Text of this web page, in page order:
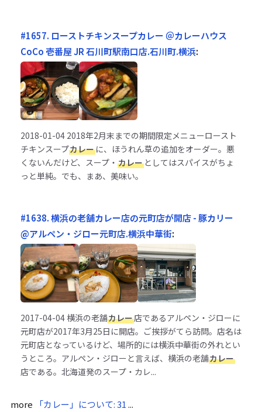
#1657. ローストチキンスープカレー ＠カレーハウス
CoCo 壱番屋 JR 石川町駅南口店.石川町.横浜:
2018-01-042018年2月末までの期間限定メニューロースト
チキンスープカレーに、ほうれん草の追加をオーダー。悪
くないんだけど、スープ・ カレーとしてはスパイスがちょ
っと単純。でも、まあ、美味い。
#1638. 横浜の老舗カレー店の元町店が開店 - 豚カリー
@アルペン・ジロー元町店.横浜中華街:
2017-04-04横浜の老舗カレー店であるアルペン・ジローに
元町店が2017年3月25日に開店。ご挨拶がてら訪問。店名は
元町店となっているけど、場所的には横浜中華街の外れとい
うところ。アルペン・ジローと言えば、横浜の老舗カレー
店である。北海道発のスープ・カレ...
more 「カレー」について: 31 ...